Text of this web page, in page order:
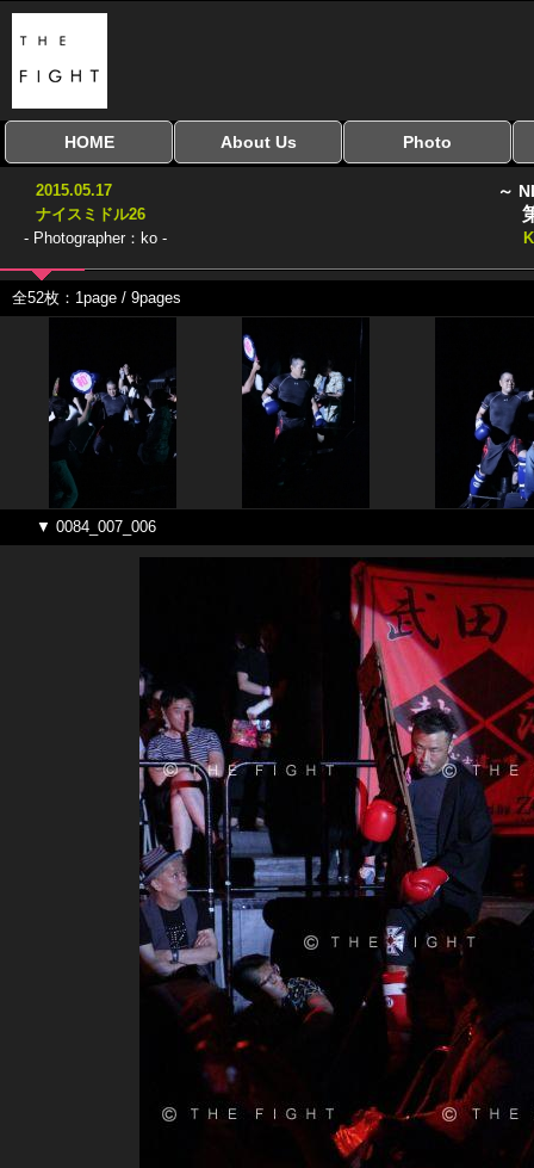
HOME
全興行を表示
ナイスミドル
アマチュアキック
協議会
全日本学生キック
建武館キッズ大会
Bigbang
おやじファイト
About Us Photo
2015.05.17
ナイスミドル26
- Photographer：ko -
～
全52枚：1page / 9pages
▼ 0084_007_006